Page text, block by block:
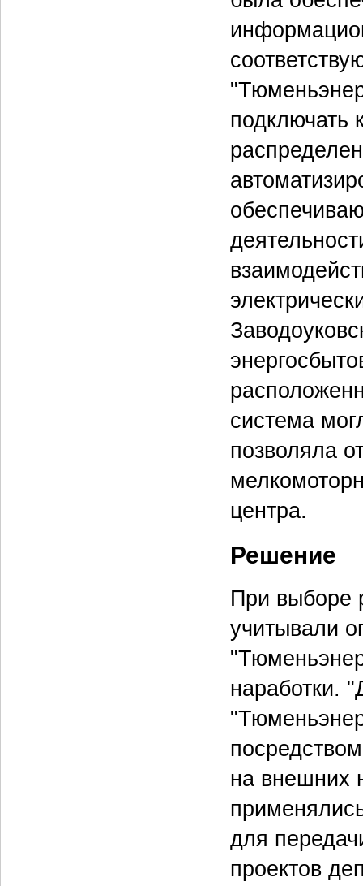
подключать
система
позволяла
центра.
Решение
При выборе
учитывали
наработки.
на внешних
для
проектов